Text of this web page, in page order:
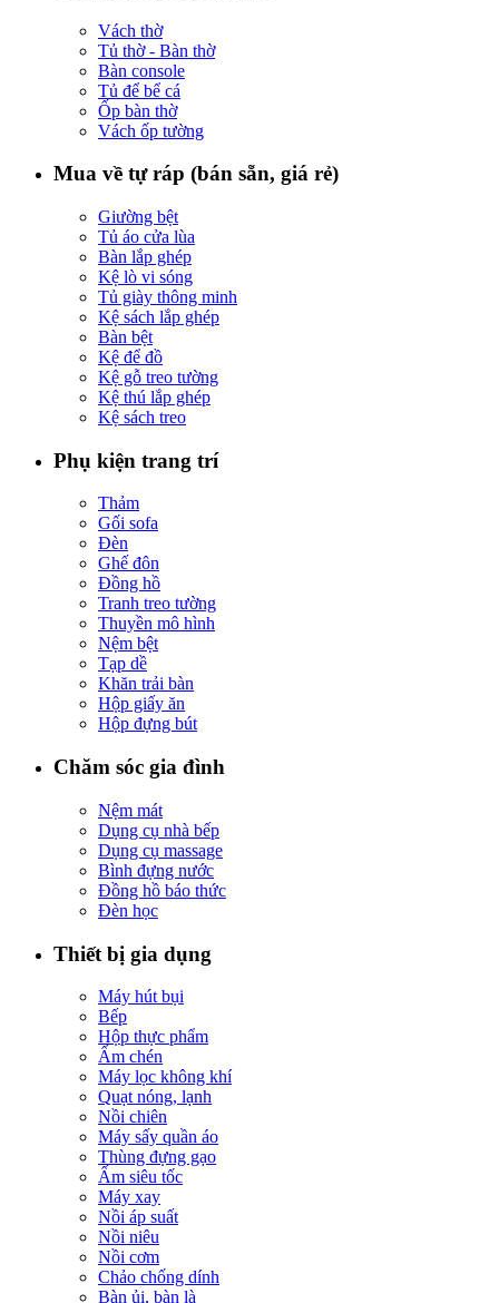
Vách thờ
Tủ thờ - Bàn thờ
Bàn console
Tủ để bể cá
Ốp bàn thờ
Vách ốp tường
Mua về tự ráp (bán sẵn, giá rẻ)
Giường bệt
Tủ áo cửa lùa
Bàn lắp ghép
Kệ lò vi sóng
Tủ giày thông minh
Kệ sách lắp ghép
Bàn bệt
Kệ để đồ
Kệ gỗ treo tường
Kệ thú lắp ghép
Kệ sách treo
Phụ kiện trang trí
Thảm
Gối sofa
Đèn
Ghế đôn
Đồng hồ
Tranh treo tường
Thuyền mô hình
Nệm bệt
Tạp dề
Khăn trải bàn
Hộp giấy ăn
Hộp đựng bút
Chăm sóc gia đình
Nệm mát
Dụng cụ nhà bếp
Dụng cụ massage
Bình đựng nước
Đồng hồ báo thức
Đèn học
Thiết bị gia dụng
Máy hút bụi
Bếp
Hộp thực phẩm
Ấm chén
Máy lọc không khí
Quạt nóng, lạnh
Nồi chiên
Máy sấy quần áo
Thùng đựng gạo
Ấm siêu tốc
Máy xay
Nồi áp suất
Nồi niêu
Nồi cơm
Chảo chống dính
Bàn ủi, bàn là